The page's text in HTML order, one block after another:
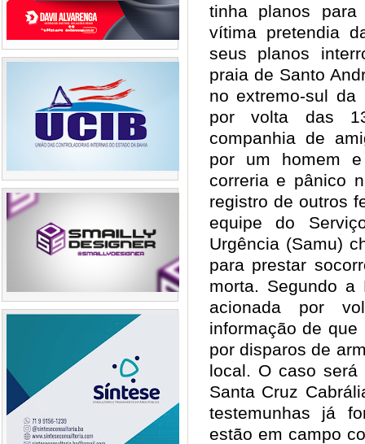
tinha planos
vítima pretendia
seus planos
praia de Santo
no extremo-sul
por volta das
companhia de
por um homem
correria e pânico
registro de outros
equipe do
Urgência (Samu)
para prestar
morta. Segundo a
acionada por
informação de
por disparos de
local. O caso será
Santa Cruz
testemunhas já
estão em campo